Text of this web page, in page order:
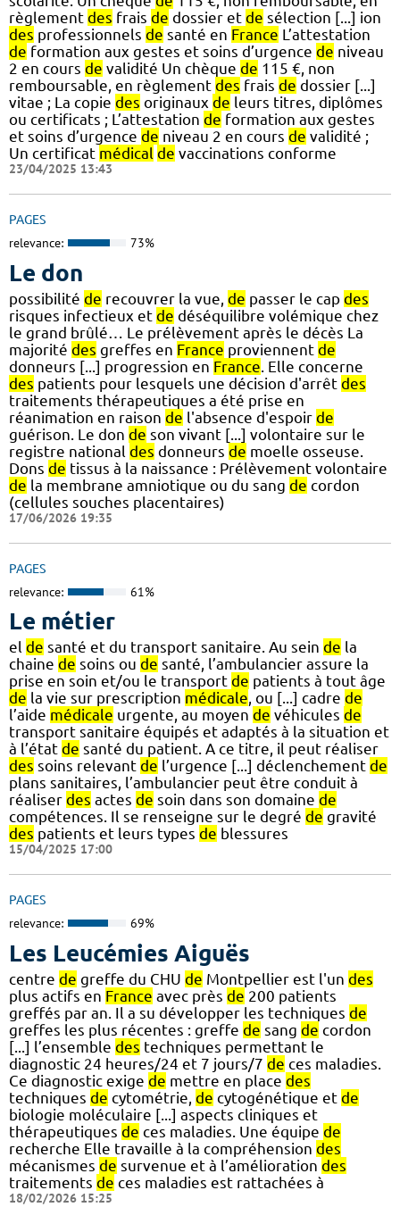
règlement des frais de dossier et de sélection [...] ion
des professionnels de santé en France L’attestation
de formation aux gestes et soins d’urgence de niveau
2 en cours de validité Un chèque de 115 €, non
remboursable, en règlement des frais de dossier [...]
vitae ; La copie des originaux de leurs titres, diplômes
ou certificats ; L’attestation de formation aux gestes
et soins d’urgence de niveau 2 en cours de validité ;
Un certificat médical de vaccinations conforme
23/04/2025 13:43
PAGES
relevance: 73%
Le don
possibilité de recouvrer la vue, de passer le cap des
risques infectieux et de déséquilibre volémique chez
le grand brûlé… Le prélèvement après le décès La
majorité des greffes en France proviennent de
donneurs [...] progression en France. Elle concerne
des patients pour lesquels une décision d'arrêt des
traitements thérapeutiques a été prise en
réanimation en raison de l'absence d'espoir de
guérison. Le don de son vivant [...] volontaire sur le
registre national des donneurs de moelle osseuse.
Dons de tissus à la naissance : Prélèvement volontaire
de la membrane amniotique ou du sang de cordon
(cellules souches placentaires)
17/06/2026 19:35
PAGES
relevance: 61%
Le métier
el de santé et du transport sanitaire. Au sein de la
chaine de soins ou de santé, l’ambulancier assure la
prise en soin et/ou le transport de patients à tout âge
de la vie sur prescription médicale, ou [...] cadre de
l’aide médicale urgente, au moyen de véhicules de
transport sanitaire équipés et adaptés à la situation et
à l’état de santé du patient. A ce titre, il peut réaliser
des soins relevant de l’urgence [...] déclenchement de
plans sanitaires, l’ambulancier peut être conduit à
réaliser des actes de soin dans son domaine de
compétences. Il se renseigne sur le degré de gravité
des patients et leurs types de blessures
15/04/2025 17:00
PAGES
relevance: 69%
Les Leucémies Aiguës
centre de greffe du CHU de Montpellier est l'un des
plus actifs en France avec près de 200 patients
greffés par an. Il a su développer les techniques de
greffes les plus récentes : greffe de sang de cordon
[...] l’ensemble des techniques permettant le
diagnostic 24 heures/24 et 7 jours/7 de ces maladies.
Ce diagnostic exige de mettre en place des
techniques de cytométrie, de cytogénétique et de
biologie moléculaire [...] aspects cliniques et
thérapeutiques de ces maladies. Une équipe de
recherche Elle travaille à la compréhension des
mécanismes de survenue et à l’amélioration des
traitements de ces maladies est rattachées à
18/02/2026 15:25